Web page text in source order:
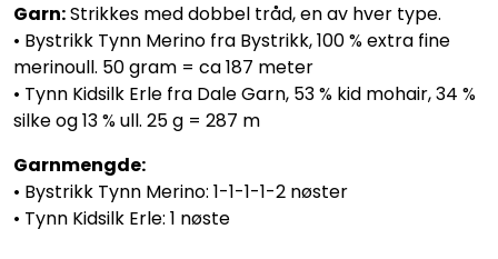
Garn:Strikkes med dobbel tråd, en av hver type.
• Bystrikk Tynn Merino fra Bystrikk, 100 % extra fine
merinoull. 50 gram = ca 187 meter
• Tynn Kidsilk Erle fra Dale Garn, 53 % kid mohair, 34 %
silke og 13 % ull. 25 g = 287 m
Garnmengde:
• Bystrikk Tynn Merino: 1-1-1-1-2 nøster
• Tynn Kidsilk Erle: 1 nøste